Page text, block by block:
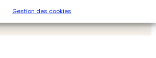
Gestion des cookies